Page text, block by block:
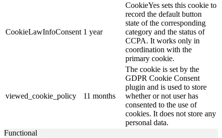
CookieLawInfoConsent 1 year
CookieYes sets this cookie to
record the default button
state of the corresponding
category and the status of
CCPA. It works only in
coordination with the
primary cookie.
viewed_cookie_policy 11 months
The cookie is set by the
GDPR Cookie Consent
plugin and is used to store
whether or not user has
consented to the use of
cookies. It does not store any
personal data.
Functional